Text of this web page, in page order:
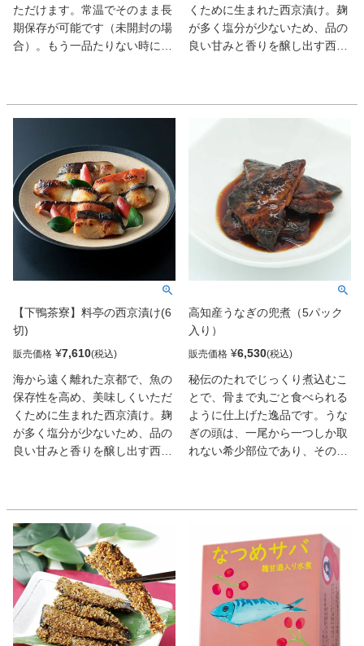
ただけます。常温でそのまま長
期保存が可能です（未開封の場
合）。もう一品たりない時にう
くために生まれた西京漬け。麹
が多く塩分が少ないため、品の
良い甘みと香りを醸し出す西京
し、厳選した 銀鮭・からすかれ
を生かし風味豊かに仕上げまし
た。深みのある贅沢な魚介をご
賞味くださいませ。目上の方へ
の贈り物にもおすすめな専用化
粧箱入りです。贈答用としては
もちろん、ご自宅用にも喜んで
いただける「料亭の西京漬け」
【下鴨茶寮】料亭の西京漬け(6
切)
販売価格 ¥7,610
海から遠く離れた京都で、魚の
保存性を高め、美味しくいただ
くために生まれた西京漬け。麹
が多く塩分が少ないため、品の
良い甘みと香りを醸し出す西京
し、厳選した 銀鮭・からすかれ
い・銀鱈・金目鯛・さわら・ぶ
りの6種を、魚介本来の持ち味
を生かし風味豊かに仕上げまし
た。深みのある贅沢な魚介をご
賞味くださいませ。目上の方へ
の贈り物にもおすすめな専用化
高知産うなぎの兜煮（5パック
入り）
販売価格 ¥6,530
秘伝のたれでじっくり煮込むこ
とで、骨まで丸ごと食べられる
ように仕上げた逸品です。うな
ぎの頭は、一尾から一つしか取
れない希少部位であり、その風